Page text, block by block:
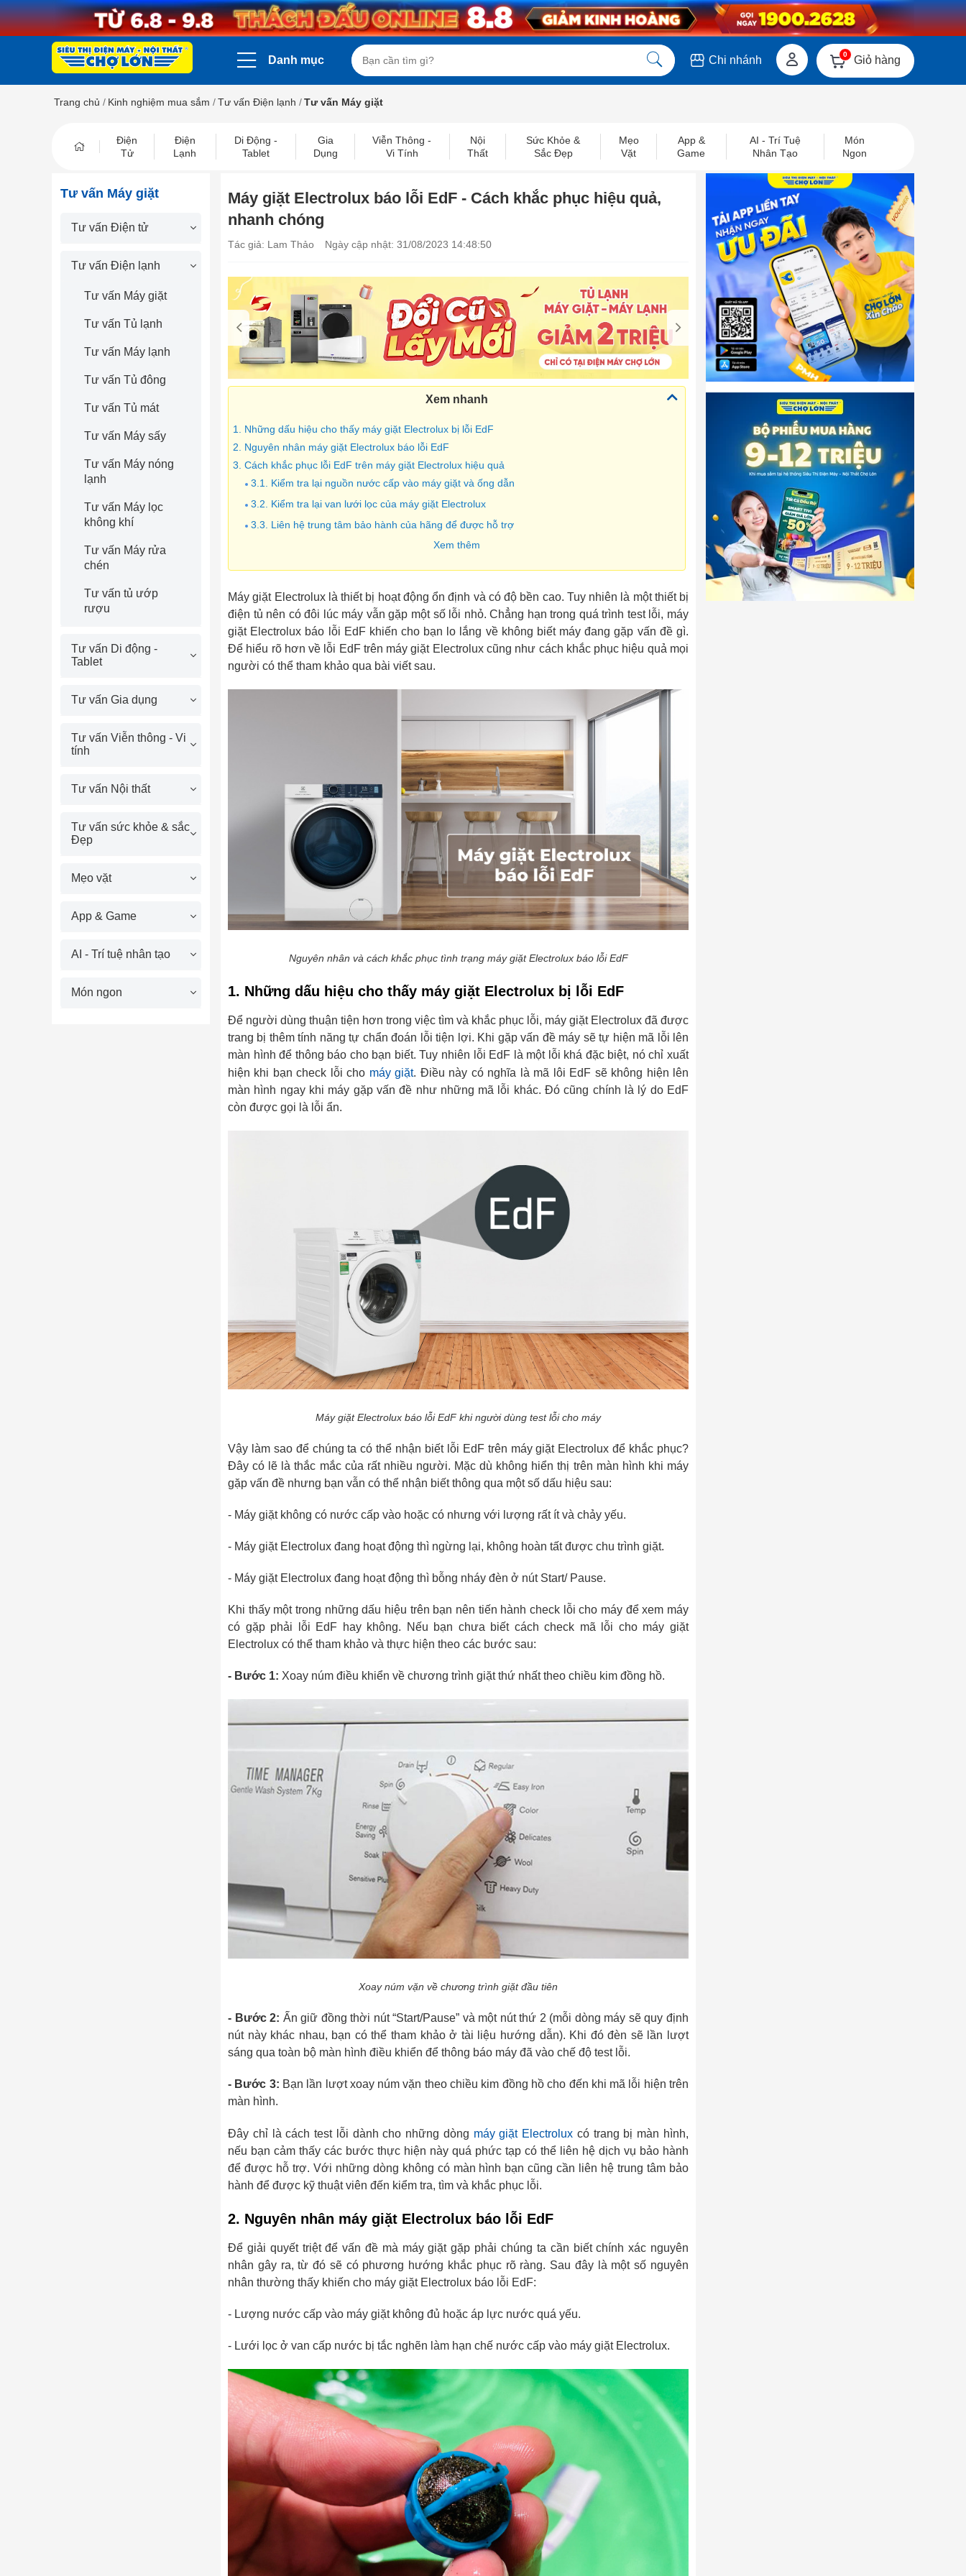
Danh mục Chi nhánh 0 Giỏ hàng
Trang chủ / Kinh nghiệm mua sắm /Tư vấn Điện lạnh /Tư vấn Máy giặt
Điện
Tử
Điện
Lạnh
Di Động -
Tablet
Gia
Dụng
Viễn Thông -
Vi Tính
Nội
Thất
Sức Khỏe &
Sắc Đẹp
Mẹo
Vặt
App &
Game
AI - Trí Tuệ
Nhân Tạo
Món
Ngon
Tư vấn Máy giặt
Tư vấn Điện tử
Tư vấn Điện lạnh
Tư vấn Máy giặt
Tư vấn Tủ lạnh
Tư vấn Máy lạnh
Tư vấn Tủ đông
Tư vấn Tủ mát
Tư vấn Máy sấy
Tư vấn Máy nóng
lạnh
Tư vấn Máy lọc
không khí
Tư vấn Máy rửa
chén
Tư vấn tủ ướp
rượu
Tư vấn Di động -
Tablet
Tư vấn Gia dụng
Tư vấn Viễn thông - Vi
tính
Tư vấn Nội thất
Tư vấn sức khỏe & sắc
Đẹp
Mẹo vặt
App & Game
AI - Trí tuệ nhân tạo
Món ngon
Máy giặt Electrolux báo lỗi EdF - Cách khắc phục hiệu quả,
nhanh chóng
Tác giả: Lam Thảo Ngày cập nhật: 31/08/2023 14:48:50
Xem nhanh
1. Những dấu hiệu cho thấy máy giặt Electrolux bị lỗi EdF
2. Nguyên nhân máy giặt Electrolux báo lỗi EdF
3. Cách khắc phục lỗi EdF trên máy giặt Electrolux hiệu quả
3.1. Kiểm tra lại nguồn nước cấp vào máy giặt và ống dẫn
3.2. Kiểm tra lại van lưới lọc của máy giặt Electrolux
3.3. Liên hệ trung tâm bảo hành của hãng để được hỗ trợ
Xem thêm
Máy giặt Electrolux là thiết bị hoạt động ổn định và có độ bền cao. Tuy nhiên là một thiết bị
điện tủ nên có đôi lúc máy vẫn gặp một số lỗi nhỏ. Chẳng hạn trong quá trình test lỗi, máy
giặt Electrolux báo lỗi EdF khiến cho bạn lo lắng về không biết máy đang gặp vấn đề gì.
Để hiểu rõ hơn về lỗi EdF trên máy giặt Electrolux cũng như cách khắc phục hiệu quả mọi
người có thể tham khảo qua bài viết sau.
Nguyên nhân và cách khắc phục tình trạng máy giặt Electrolux báo lỗi EdF
1. Những dấu hiệu cho thấy máy giặt Electrolux bị lỗi EdF
Để người dùng thuận tiện hơn trong việc tìm và khắc phục lỗi, máy giặt Electrolux đã được
trang bị thêm tính năng tự chẩn đoán lỗi tiện lợi. Khi gặp vấn đề máy sẽ tự hiện mã lỗi lên
màn hình để thông báo cho bạn biết. Tuy nhiên lỗi EdF là một lỗi khá đặc biệt, nó chỉ xuất
hiện khi bạn check lỗi cho máy giặt. Điều này có nghĩa là mã lôi EdF sẽ không hiện lên
màn hình ngay khi máy gặp vấn đề như những mã lỗi khác. Đó cũng chính là lý do EdF
còn được gọi là lỗi ẩn.
Máy giặt Electrolux báo lỗi EdF khi người dùng test lỗi cho máy
Vậy làm sao để chúng ta có thể nhận biết lỗi EdF trên máy giặt Electrolux để khắc phục?
Đây có lẽ là thắc mắc của rất nhiều người. Mặc dù không hiển thị trên màn hình khi máy
gặp vấn đề nhưng bạn vẫn có thể nhận biết thông qua một số dấu hiệu sau:
- Máy giặt không có nước cấp vào hoặc có nhưng với lượng rất ít và chảy yếu.
- Máy giặt Electrolux đang hoạt động thì ngừng lại, không hoàn tất được chu trình giặt.
- Máy giặt Electrolux đang hoạt động thì bỗng nháy đèn ở nút Start/ Pause.
Khi thấy một trong những dấu hiệu trên bạn nên tiến hành check lỗi cho máy để xem máy
có gặp phải lỗi EdF hay không. Nếu bạn chưa biết cách check mã lỗi cho máy giặt
Electrolux có thể tham khảo và thực hiện theo các bước sau:
- Bước 1: Xoay núm điều khiển về chương trình giặt thứ nhất theo chiều kim đồng hồ.
Xoay núm vặn về chương trình giặt đầu tiên
- Bước 2: Ấn giữ đồng thời nút “Start/Pause” và một nút thứ 2 (mỗi dòng máy sẽ quy định
nút này khác nhau, bạn có thể tham khảo ở tài liệu hướng dẫn). Khi đó đèn sẽ lần lượt
sáng qua toàn bộ màn hình điều khiển để thông báo máy đã vào chế độ test lỗi.
- Bước 3: Bạn lần lượt xoay núm vặn theo chiều kim đồng hồ cho đến khi mã lỗi hiện trên
màn hình.
Đây chỉ là cách test lỗi dành cho những dòng máy giặt Electrolux có trang bị màn hình,
nếu bạn cảm thấy các bước thực hiện này quá phức tạp có thể liên hệ dịch vụ bảo hành
để được hỗ trợ. Với những dòng không có màn hình bạn cũng cần liên hệ trung tâm bảo
hành để được kỹ thuật viên đến kiểm tra, tìm và khắc phục lỗi.
2. Nguyên nhân máy giặt Electrolux báo lỗi EdF
Để giải quyết triệt để vấn đề mà máy giặt gặp phải chúng ta cần biết chính xác nguyên
nhân gây ra, từ đó sẽ có phương hướng khắc phục rõ ràng. Sau đây là một số nguyên
nhân thường thấy khiến cho máy giặt Electrolux báo lỗi EdF:
- Lượng nước cấp vào máy giặt không đủ hoặc áp lực nước quá yếu.
- Lưới lọc ở van cấp nước bị tắc nghẽn làm hạn chế nước cấp vào máy giặt Electrolux.